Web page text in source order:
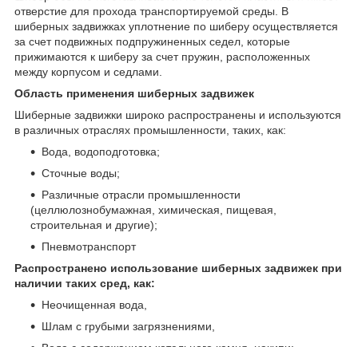
отверстие для прохода транспортируемой среды. В
шиберных задвижках уплотнение по шиберу осуществляется
за счет подвижных подпружиненных седел, которые
прижимаются к шиберу за счет пружин, расположенных
между корпусом и седлами.
Область применения шиберных задвижек
Шиберные задвижки широко распространены и используются
в различных отраслях промышленности, таких, как:
Вода, водоподготовка;
Сточные воды;
Различные отрасли промышленности
(целлюлознобумажная, химическая, пищевая,
строительная и другие);
Пневмотранспорт
Распространено использование шиберных задвижек при
наличии таких сред, как:
Неочищенная вода,
Шлам с грубыми загрязнениями,